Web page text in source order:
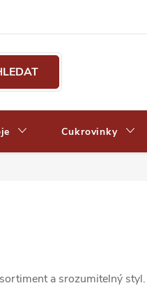
otázky
Cukrovinky
a srozumitelný styl.